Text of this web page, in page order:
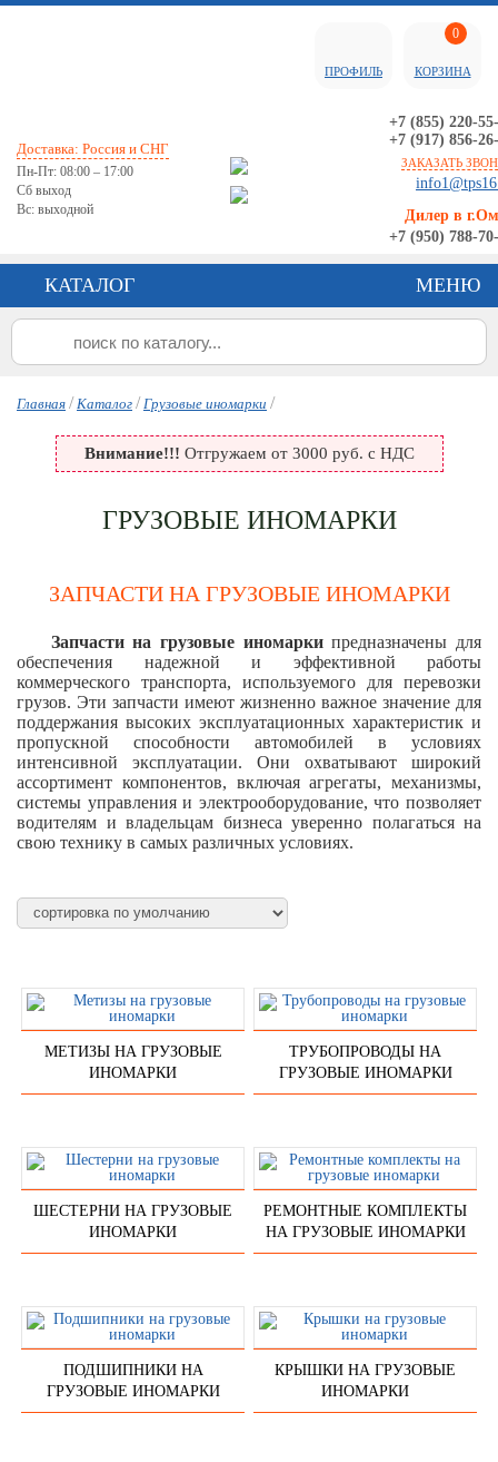
Доставка: Россия и СНГ
Пн-Пт: 08:00 – 17:00
Сб выход
Вс: выходной
+7 (855) 220-
+7 (917) 856-
ЗАКАЗАТЬ
Дилер в
+7 (950) 788-
ПРОФИЛЬ
0
КОРЗИНА
КАТАЛОГ МЕНЮ
Главная / Каталог / Грузовые иномарки /
Внимание!!! Отгружаем от 3000 руб. с НДС
ГРУЗОВЫЕ ИНОМАРКИ
ЗАПЧАСТИ НА ГРУЗОВЫЕ ИНОМАРКИ
Запчасти на грузовые иномаркипредназначены для
обеспечения надежной и эффективной работы
коммерческого транспорта, используемого для перевозки
грузов. Эти запчасти имеют жизненно важное значение для
поддержания высоких эксплуатационных характеристик и
пропускной способности автомобилей в условиях
интенсивной эксплуатации. Они охватывают широкий
ассортимент компонентов, включая агрегаты, механизмы,
системы управления и электрооборудование, что позволяет
водителям и владельцам бизнеса уверенно полагаться на
свою технику в самых различных условиях.
МЕТИЗЫ НА ГРУЗОВЫЕ
ИНОМАРКИ
ТРУБОПРОВОДЫ НА
ГРУЗОВЫЕ ИНОМАРКИ
ШЕСТЕРНИ НА ГРУЗОВЫЕ
ИНОМАРКИ
РЕМОНТНЫЕ КОМПЛЕКТЫ
НА ГРУЗОВЫЕ ИНОМАРКИ
ПОДШИПНИКИ НА
ГРУЗОВЫЕ ИНОМАРКИ
КРЫШКИ НА ГРУЗОВЫЕ
ИНОМАРКИ